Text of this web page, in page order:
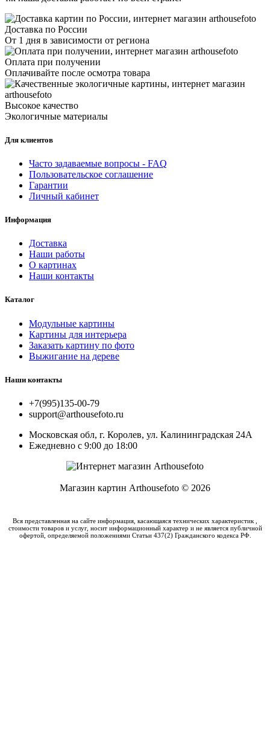
Доставка по России
От 1 дня в зависимости от региона
Оплата при получении
Оплачивайте после осмотра товара
Высокое качество
Экологичные материалы
Для клиентов
Часто задаваемые вопросы - FAQ
Пользовательское соглашение
Гарантии
Личный кабинет
Информация
Доставка
Наши работы
О картинах
Наши контакты
Каталог
Модульные картины
Картины для интерьера
Заказать картину по фото
Выжигание на дереве
Наши контакты
+7(995)135-00-79
support@arthousefoto.ru
Московская обл, г. Королев, ул. Калининградская 24А
Ежедневно с 9:00 до 18:00
Магазин картин Arthousefoto © 2026
Вся представленная на сайте информация, касающаяся технических характеристик ,
стоимости товаров и услуг, носит информационный характер и не является публичной
офертой, определяемой положениями Статьи 437(2) Гражданского кодекса РФ.